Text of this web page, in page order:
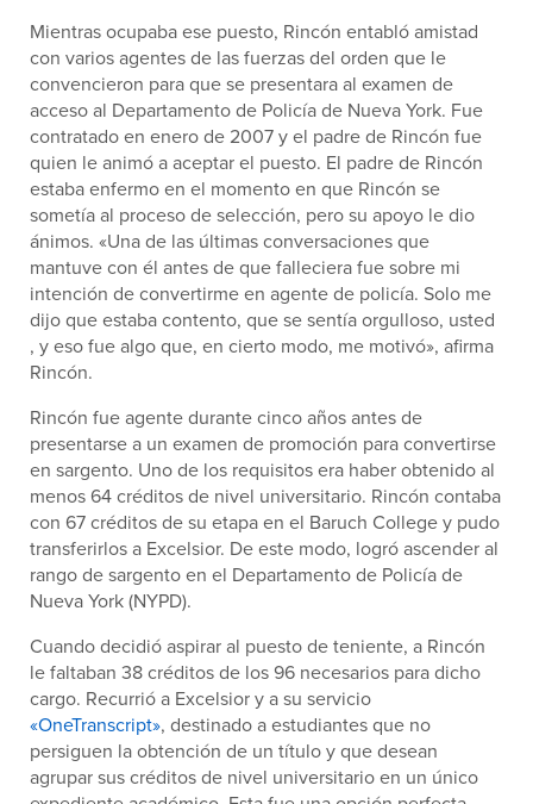
Mientras ocupaba ese puesto, Rincón entabló amistad
con varios agentes de las fuerzas del orden que le
convencieron para que se presentara al examen de
acceso al Departamento de Policía de Nueva York. Fue
contratado en enero de 2007 y el padre de Rincón fue
quien le animó a aceptar el puesto. El padre de Rincón
estaba enfermo en el momento en que Rincón se
sometía al proceso de selección, pero su apoyo le dio
ánimos. «Una de las últimas conversaciones que
mantuve con él antes de que falleciera fue sobre mi
intención de convertirme en agente de policía. Solo me
dijo que estaba contento, que se sentía orgulloso, usted
, y eso fue algo que, en cierto modo, me motivó», afirma
Rincón.
Rincón fue agente durante cinco años antes de
presentarse a un examen de promoción para convertirse
en sargento. Uno de los requisitos era haber obtenido al
menos 64 créditos de nivel universitario. Rincón contaba
con 67 créditos de su etapa en el Baruch College y pudo
transferirlos a Excelsior. De este modo, logró ascender al
rango de sargento en el Departamento de Policía de
Nueva York (NYPD).
Cuando decidió aspirar al puesto de teniente, a Rincón
le faltaban 38 créditos de los 96 necesarios para dicho
cargo. Recurrió a Excelsior y a su servicio
«OneTranscript», destinado a estudiantes que no
persiguen la obtención de un título y que desean
agrupar sus créditos de nivel universitario en un único